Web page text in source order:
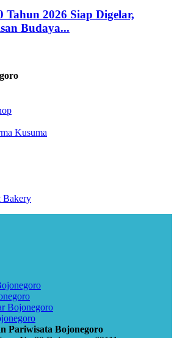
Tahun 2026 Siap Digelar,
Budaya...
Kusuma
Bakery
Bojonegoro
Pariwisata Bojonegoro